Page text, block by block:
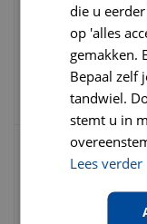
care
79 € 18,79
Hill's
die u
op 'alles
gemakken.
Bepaal zelf
tandwiel.
stemt u in
Lees verder